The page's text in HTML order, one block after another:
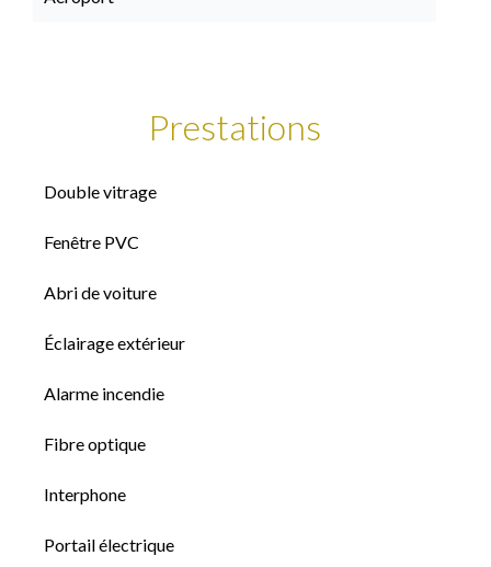
Prestations
Double vitrage
Fenêtre PVC
Abri de voiture
Éclairage extérieur
Alarme incendie
Fibre optique
Interphone
Portail électrique